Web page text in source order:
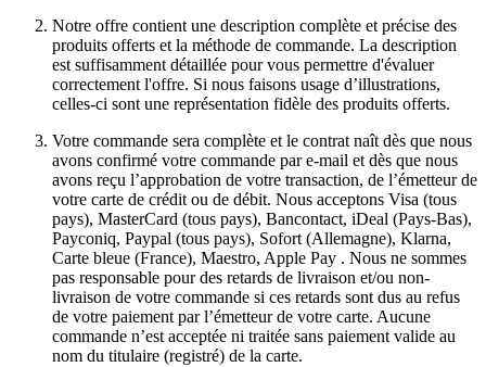
Notre offre contient une description complète et précise des
produits offerts et la méthode de commande. La description
est suffisamment détaillée pour vous permettre d'évaluer
correctement l'offre. Si nous faisons usage d’illustrations,
celles-ci sont une représentation fidèle des produits offerts.
Votre commande sera complète et le contrat naît dès que nous
avons confirmé votre commande par e-mail et dès que nous
avons reçu l’approbation de votre transaction, de l’émetteur de
votre carte de crédit ou de débit. Nous acceptons Visa (tous
pays), MasterCard (tous pays), Bancontact, iDeal (Pays-Bas),
Payconiq, Paypal (tous pays), Sofort (Allemagne), Klarna,
Carte bleue (France), Maestro, Apple Pay . Nous ne sommes
pas responsable pour des retards de livraison et/ou non-
livraison de votre commande si ces retards sont dus au refus
de votre paiement par l’émetteur de votre carte. Aucune
commande n’est acceptée ni traitée sans paiement valide au
nom du titulaire (registré) de la carte.